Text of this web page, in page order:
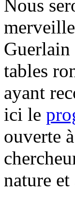
Nous
Guerlain
tables
ayant
ici le
ouverte
nature